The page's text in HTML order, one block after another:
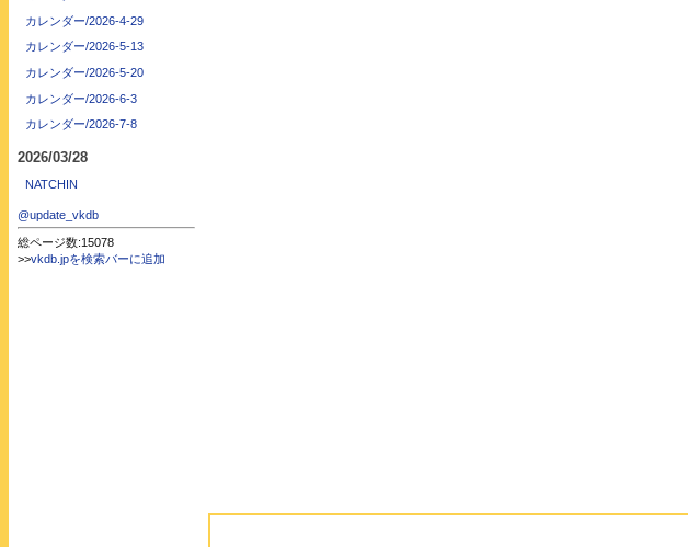
カレンダー/2026-4-29
カレンダー/2026-5-13
カレンダー/2026-5-20
カレンダー/2026-6-3
カレンダー/2026-7-8
2026/03/28
NATCHIN
@update_vkdb
総ページ数:15078
>>vkdb.jpを検索バーに追加